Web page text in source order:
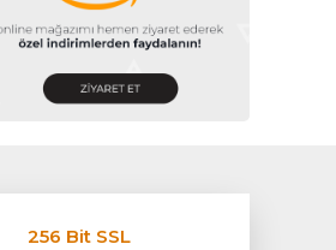
256 Bit SSL